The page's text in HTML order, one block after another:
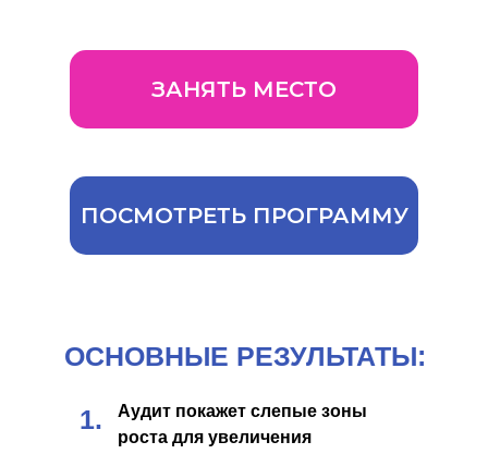
ЗАНЯТЬ МЕСТО
ПОСМОТРЕТЬ ПРОГРАММУ
ОСНОВНЫЕ РЕЗУЛЬТАТЫ:
1.
Аудит покажет слепые зоны
роста для увеличения